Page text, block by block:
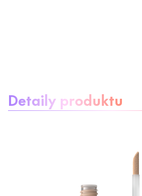
Detaily produktu